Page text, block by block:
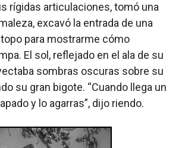
rígidas articulaciones, tomó una
excavó la entrada de una
para mostrarme cómo
El sol, reflejado en el ala de su
sombras oscuras sobre su
su gran bigote. “Cuando llega un
y lo agarras”, dijo riendo.